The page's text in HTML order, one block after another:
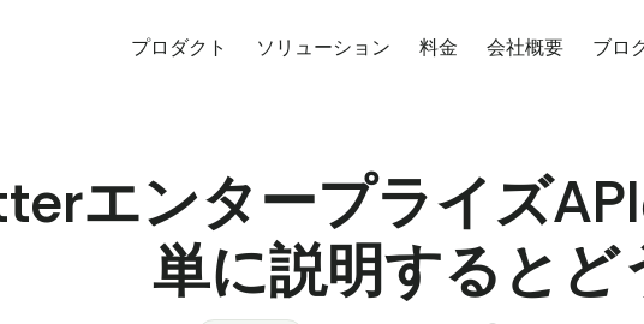
プロダクト ソリューション 料金 会社概要 ブロ
エンタープライズ
単に説明するとど